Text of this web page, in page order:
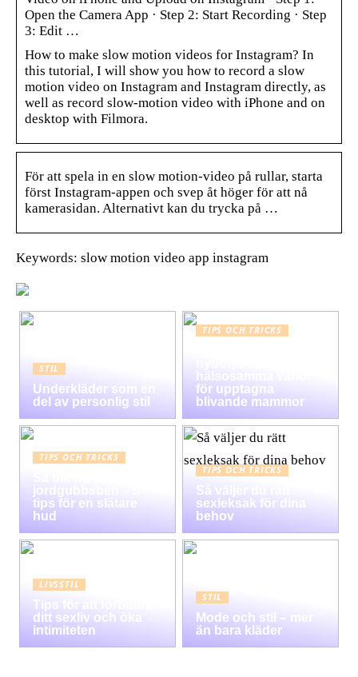
Open the Camera App · Step 2: Start Recording · Step
3: Edit …
How to make slow motion videos for Instagram? In
this tutorial, I will show you how to record a slow
motion video on Instagram and Instagram directly, as
well as record slow-motion video with iPhone and on
desktop with Filmora.
För att spela in en slow motion-video på rullar, starta
först Instagram-appen och svep åt höger för att nå
kamerasidan. Alternativt kan du trycka på …
Keywords: slow motion video app instagram
STIL
Underkläder som en
del av personlig stil
TIPS OCH TRICKS
hälsosamma vanor
för upptagna
blivande mammor
TIPS OCH TRICKS
jordgubbsben – 5
tips för en slätare
hud
TIPS OCH TRICKS
Så väljer du rätt
sexleksak för dina
behov
LIVSSTIL
Tips för att förbättra
ditt sexliv och öka
intimiteten
STIL
Mode och stil – mer
än bara kläder